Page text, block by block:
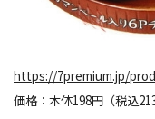
https://7premium.jp/
価格：本体198円（税込213